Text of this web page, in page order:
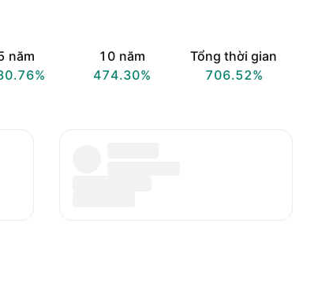
năm
10 năm
474.30%
Tổng thời gian
706.52%